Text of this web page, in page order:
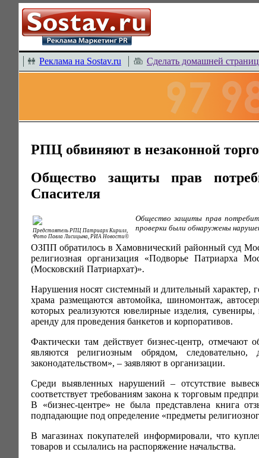
Реклама на Sostav.ru Сделать домашней
РПЦ обвиняют в незаконной
Общество защиты прав
Спасителя
Предстоятель РПЦ Патриарх Кирилл,
Фото Павла Лисицына, РИА Новости©
Общество защиты прав
проверки были обнаружены
ОЗПП обратилось в Хамовнический районный суд
религиозная организация «Подворье Патриарха
(Московский Патриархат)».
Нарушения носят системный и длительный характер,
храма размещаются автомойка, шиномонтаж,
которых реализуются ювелирные изделия,
аренду для проведения банкетов и корпоративов.
Фактически там действует бизнес-центр,
являются религиозным обрядом,
законодательством», – заявляют в организации.
Среди выявленных нарушений – отсутствие
соответствует требованиям закона к торговым
В «бизнес-центре» не была представлена книга
подпадающие под определение «предметы
В магазинах покупателей информировали, что
товаров и ссылались на распоряжение начальства.